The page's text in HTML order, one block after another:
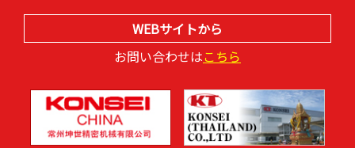
WEBサイトから
お問い合わせはこちら